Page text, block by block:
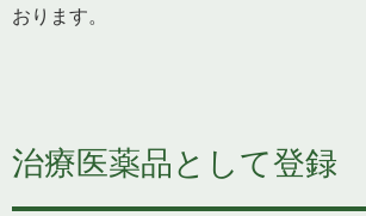
おります。
治療医薬品として登録